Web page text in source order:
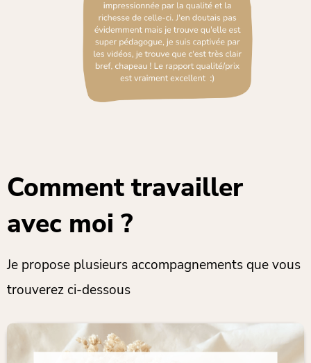
Comment travailler
avec moi ?
Je propose plusieurs accompagnements que vous
trouverez ci-dessous